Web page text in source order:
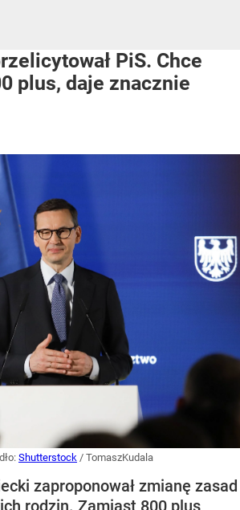
PiS. Chce
plus, daje znacznie
Shutterstock / TomaszKudala
zaproponował zmianę zasad
rodzin. Zamiast 800 plus